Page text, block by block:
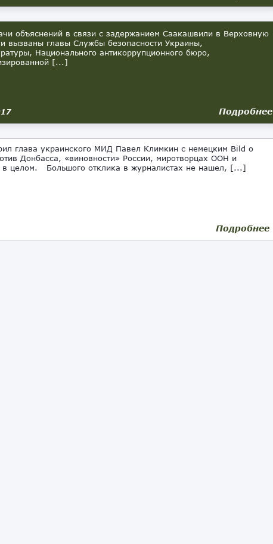
объяснений в связи с задержанием Саакашвили в Верховную
вызваны главы Службы безопасности Украины,
Национального антикоррупционного бюро,
[...]
Подробнее
глава украинского МИД Павел Климкин с немецким Bild о
Донбасса, «виновности» России, миротворцах ООН и
в целом. Большого отклика в журналистах не нашел, [...]
Подробнее